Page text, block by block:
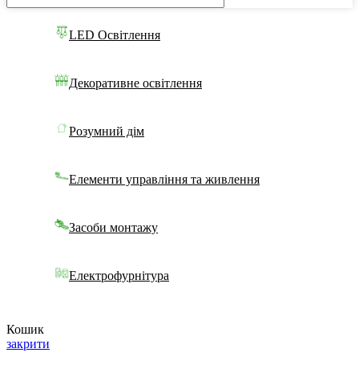
LED Освітлення
Декоративне освітлення
Розумний дім
Елементи управління та живлення
Засоби монтажу
Електрофурнітура
Кошик
закрити